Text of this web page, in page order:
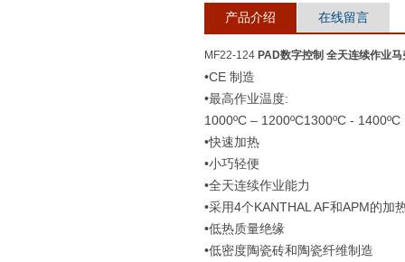
产品介绍 在线留言
MF22-124 PAD数字控制 全天连续作业马
•CE 制造
•最高作业温度:
1000ºC – 1200ºC1300ºC - 1400ºC
•快速加热
•小巧轻便
•全天连续作业能力
•采用4个KANTHAL AF和APM的加
•低热质量绝缘
•低密度陶瓷砖和陶瓷纤维制造